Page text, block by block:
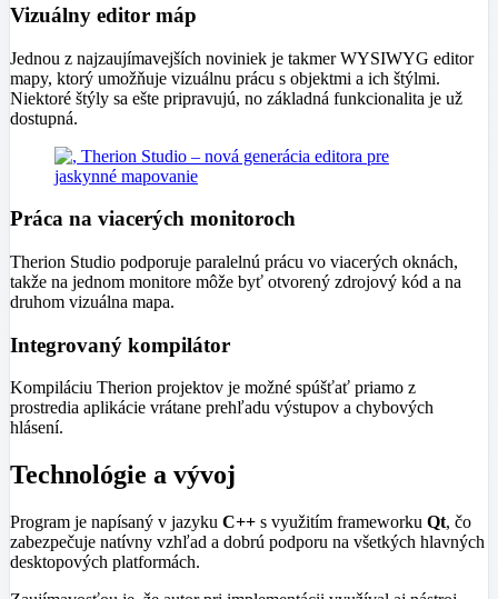
Vizuálny editor máp
Jednou z najzaujímavejších noviniek je takmer WYSIWYG editor
mapy, ktorý umožňuje vizuálnu prácu s objektmi a ich štýlmi.
Niektoré štýly sa ešte pripravujú, no základná funkcionalita je už
dostupná.
Práca na viacerých monitoroch
Therion Studio podporuje paralelnú prácu vo viacerých oknách,
takže na jednom monitore môže byť otvorený zdrojový kód a na
druhom vizuálna mapa.
Integrovaný kompilátor
Kompiláciu Therion projektov je možné spúšťať priamo z
prostredia aplikácie vrátane prehľadu výstupov a chybových
hlásení.
Technológie a vývoj
Program je napísaný v jazyku C++ s využitím frameworku Qt, čo
zabezpečuje natívny vzhľad a dobrú podporu na všetkých hlavných
desktopových platformách.